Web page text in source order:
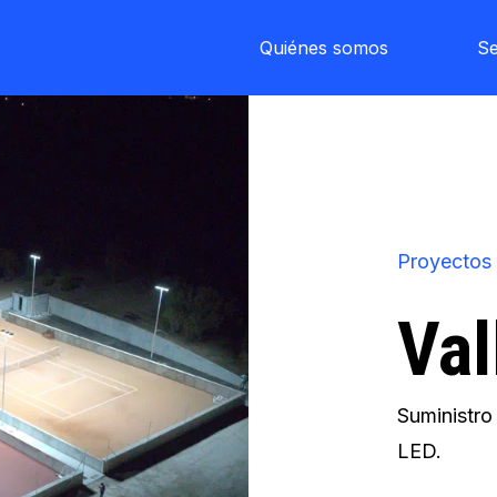
Quiénes somos
Proyectos
LED.